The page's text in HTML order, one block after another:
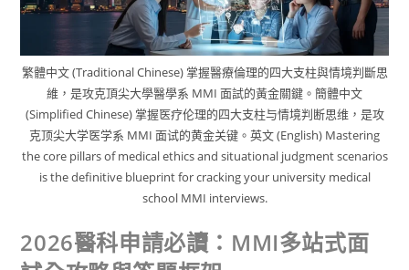
繁體中文 (Traditional Chinese) 掌握醫療倫理的四大支柱與情境判斷思
維，是攻克頂尖大學醫學系 MMI 面試的黃金關鍵。簡體中文
(Simplified Chinese) 掌握医疗伦理的四大支柱与情境判断思维，是攻
克顶尖大学医学系 MMI 面试的黄金关键。英文 (English) Mastering
the core pillars of medical ethics and situational judgment scenarios
is the definitive blueprint for cracking your university medical
school MMI interviews.
2026醫科申請必讀：MMI多站式面